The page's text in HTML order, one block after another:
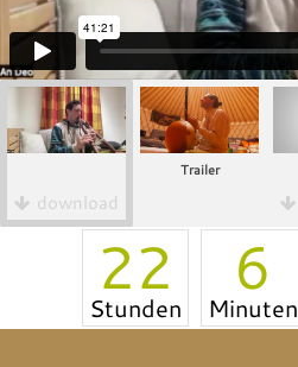
download
Trailer
22
Stunden 6
Minuten